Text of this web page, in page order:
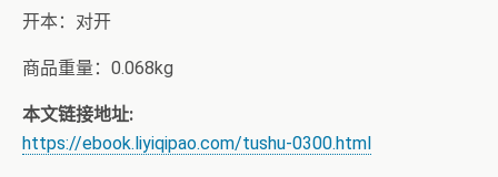
开本：对开
商品重量：0.068kg
本文链接地址:
https://ebook.liyiqipao.com/tushu-0300.html